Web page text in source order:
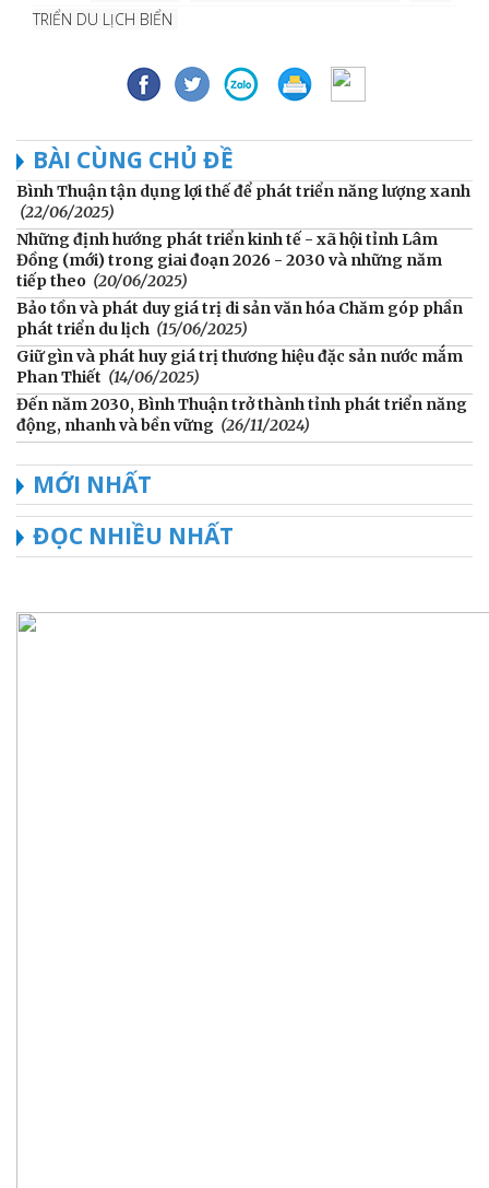
TRIỂN DU LỊCH BIỂN
BÀI CÙNG CHỦ ĐỀ
Bình Thuận tận dụng lợi thế để phát triển năng lượng xanh
(22/06/2025)
Những định hướng phát triển kinh tế - xã hội tỉnh Lâm
Đồng (mới) trong giai đoạn 2026 - 2030 và những năm
tiếp theo (20/06/2025)
Bảo tồn và phát duy giá trị di sản văn hóa Chăm góp phần
phát triển du lịch (15/06/2025)
Giữ gìn và phát huy giá trị thương hiệu đặc sản nước mắm
Phan Thiết (14/06/2025)
Đến năm 2030, Bình Thuận trở thành tỉnh phát triển năng
động, nhanh và bền vững (26/11/2024)
MỚI NHẤT
ĐỌC NHIỀU NHẤT